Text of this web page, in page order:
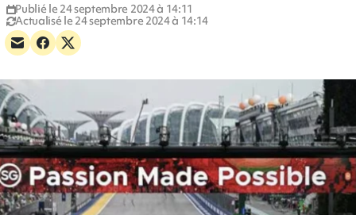
Publié le 24 septembre 2024 à 14:11
Actualisé le 24 septembre 2024 à 14:14